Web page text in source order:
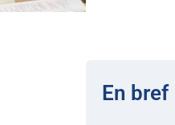
En bref